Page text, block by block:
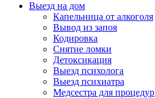
Выезд на дом
Капельница от алкоголя
Вывод из запоя
Кодировка
Снятие ломки
Детоксикация
Выезд психолога
Выезд психиатра
Медсестра для процедур